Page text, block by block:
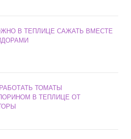
В ТЕПЛИЦЕ САЖАТЬ ВМЕСТЕ
ТОМАТЫ
В ТЕПЛИЦЕ ОТ